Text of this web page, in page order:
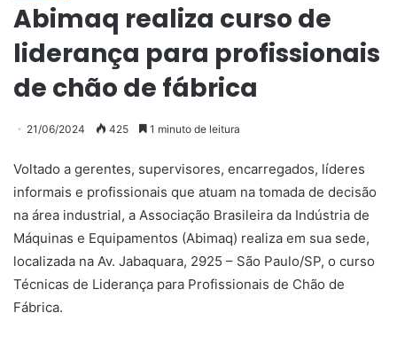
Abimaq realiza curso de
liderança para profissionais
de chão de fábrica
21/06/2024 425 1 minuto de leitura
Voltado a gerentes, supervisores, encarregados, líderes
informais e profissionais que atuam na tomada de decisão
na área industrial, a Associação Brasileira da Indústria de
Máquinas e Equipamentos (Abimaq) realiza em sua sede,
localizada na Av. Jabaquara, 2925 – São Paulo/SP, o curso
Técnicas de Liderança para Profissionais de Chão de
Fábrica.